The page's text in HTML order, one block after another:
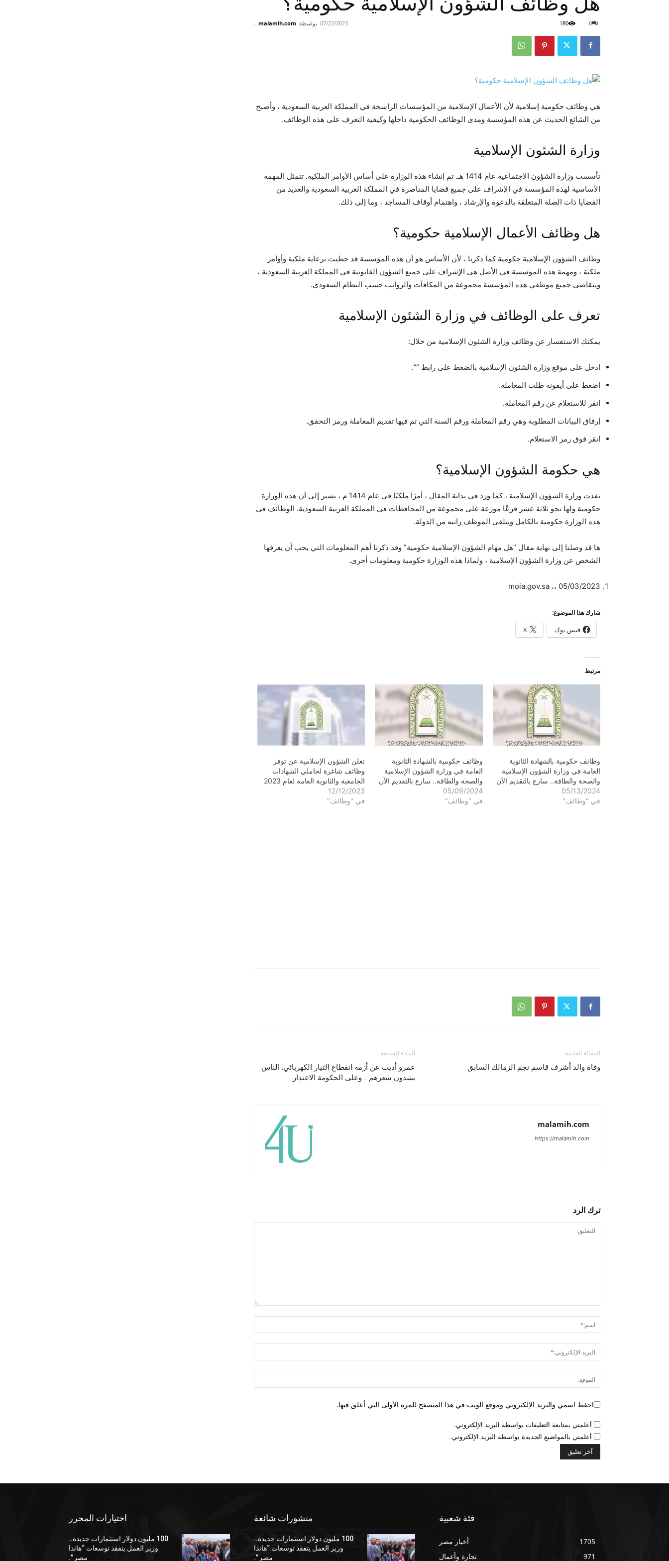
بواسطة malamih.com
- 07/22/2023 0
180
هي وظائف حكومية إسلامية لأن الأعمال الإسلامية من المؤسسات الراسخة في المملكة العربية السعودية ، وأصبح
من الشائع الحديث عن هذه المؤسسة ومدى الوظائف الحكومية داخلها وكيفية التعرف على هذه الوظائف.
وزارة الشئون الإسلامية
تأسست وزارة الشؤون الاجتماعية عام 1414 هـ. تم إنشاء هذه الوزارة على أساس الأوامر الملكية. تتمثل المهمة
الأساسية لهذه المؤسسة في الإشراف على جميع قضايا المناصرة في المملكة العربية السعودية والعديد من
القضايا ذات الصلة المتعلقة بالدعوة والإرشاد ، واهتمام أوقاف المساجد ، وما إلى ذلك.
هل وظائف الأعمال الإسلامية حكومية؟
وظائف الشؤون الإسلامية حكومية كما ذكرنا ، لأن الأساس هو أن هذه المؤسسة قد حظيت برعاية ملكية وأوامر
ملكية ، ومهمة هذه المؤسسة في الأصل هي الإشراف على جميع الشؤون القانونية في المملكة العربية السعودية ،
ويتقاضى جميع موظفي هذه المؤسسة مجموعة من المكافآت والرواتب حسب النظام السعودي.
تعرف على الوظائف في وزارة الشئون الإسلامية
يمكنك الاستفسار عن وظائف وزارة الشئون الإسلامية من خلال:
ادخل على موقع وزارة الشئون الإسلامية بالضغط على رابط “”.
اضغط على أيقونة طلب المعاملة.
انقر للاستعلام عن رقم المعاملة.
إرفاق البيانات المطلوبة وهي رقم المعاملة ورقم السنة التي تم فيها تقديم المعاملة ورمز التحقق.
انقر فوق رمز الاستعلام.
هي حكومة الشؤون الإسلامية؟
نفذت وزارة الشؤون الإسلامية ، كما ورد في بداية المقال ، أمرًا ملكيًا في عام 1414 م ، يشير إلى أن هذه الوزارة
حكومية ولها نحو ثلاثة عشر فرعًا موزعة على مجموعة من المحافظات في المملكة العربية السعودية. الوظائف في
هذه الوزارة حكومية بالكامل ويتلقى الموظف راتبه من الدولة.
ها قد وصلنا إلى نهاية مقال “هل مهام الشؤون الإسلامية حكومية” وقد ذكرنا أهم المعلومات التي يجب أن يعرفها
الشخص عن وزارة الشؤون الإسلامية ، ولماذا هذه الوزارة حكومية ومعلومات أخرى.
moia.gov.sa ،، 05/03/2023
شارك هذا الموضوع:
فيس بوك X
مرتبط
وظائف حكومية بالشهادة الثانوية
العامة في وزارة الشؤون الإسلامية
والصحة والطاقة.. سارع بالتقديم الآن
05/13/2024
في "وظائف"
وظائف حكومية بالشهادة الثانوية
العامة في وزارة الشؤون الإسلامية
والصحة والطاقة.. سارع بالتقديم الآن
05/09/2024
في "وظائف"
تعلن الشؤون الإسلامية عن توفر
وظائف شاغرة لحاملي الشهادات
الجامعية والثانوية العامة لعام 2023
12/12/2023
في "وظائف"
المادة السابقة
عمرو أديب عن أزمة انقطاع التيار الكهربائي: الناس
يشدون شعرهم .. وعلى الحكومة الاعتذار
المقالة القادمة
وفاة والد أشرف قاسم نجم الزمالك السابق
malamih.com
https://malamih.com
ترك الرد
احفظ اسمي والبريد الإلكتروني وموقع الويب في هذا المتصفح للمرة الأولى التي أعلق فيها.
أعلمني بمتابعة التعليقات بواسطة البريد الإلكتروني.
أعلمني بالمواضيع الجديدة بواسطة البريد الإلكتروني.
اختيارات المحرر
100 مليون دولار استثمارات جديدة..
وزير العمل يتفقد توسعات “هاندا
مصر”.
منشورات شائعة
100 مليون دولار استثمارات جديدة..
وزير العمل يتفقد توسعات “هاندا
مصر”.
فئة شعبية
أخبار مصر
1705
تجارة وأعمال
971